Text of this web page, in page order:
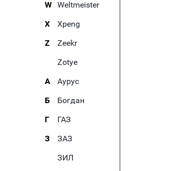
W Weltmeister
X
Xpeng
Z
Zeekr
Zotye
А
Аурус
Б
Богдан
Г
ГАЗ
З
ЗАЗ
ЗИЛ